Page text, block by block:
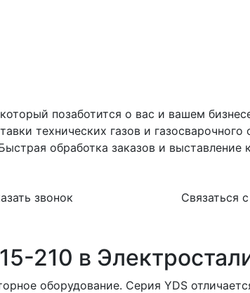
позаботится о вас и вашем
технических газов и газосварочного
обработка заказов и выставление
звонок Связаться
210 в
оборудование. Серия YDS